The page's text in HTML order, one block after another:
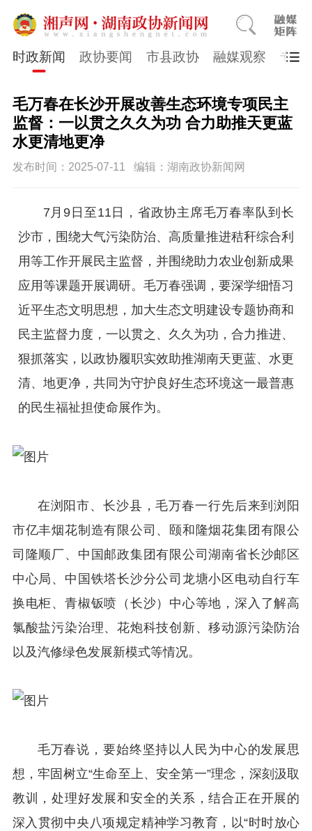
时政新闻 政协要闻 市县政协 融媒观察 专题
毛万春在长沙开展改善生态环境专项民主
监督：一以贯之久久为功 合力助推天更蓝
水更清地更净
发布时间：2025-07-11 编辑：湖南政协新闻网
7月9日至11日，省政协主席毛万春率队到长
沙市，围绕大气污染防治、高质量推进秸秆综合利
用等工作开展民主监督，并围绕助力农业创新成果
应用等课题开展调研。毛万春强调，要深学细悟习
近平生态文明思想，加大生态文明建设专题协商和
民主监督力度，一以贯之、久久为功，合力推进、
狠抓落实，以政协履职实效助推湖南天更蓝、水更
清、地更净，共同为守护良好生态环境这一最普惠
的民生福祉担使命展作为。
在浏阳市、长沙县，毛万春一行先后来到浏阳
市亿丰烟花制造有限公司、颐和隆烟花集团有限公
司隆顺厂、中国邮政集团有限公司湖南省长沙邮区
中心局、中国铁塔长沙分公司龙塘小区电动自行车
换电柜、青椒钣喷（长沙）中心等地，深入了解高
氯酸盐污染治理、花炮科技创新、移动源污染防治
以及汽修绿色发展新模式等情况。
毛万春说，要始终坚持以人民为中心的发展思
想，牢固树立“生命至上、安全第一”理念，深刻汲取
教训，处理好发展和安全的关系，结合正在开展的
深入贯彻中央八项规定精神学习教育，以“时时放心